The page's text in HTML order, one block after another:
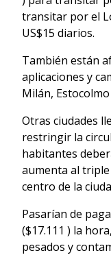
transitar por el
US$15 diarios.
También están
aplicaciones y
Milán,
Otras ciudades
restringir la
habitantes
aumenta al
centro de la
Pasarían de
($17.111 ) la
pesados y